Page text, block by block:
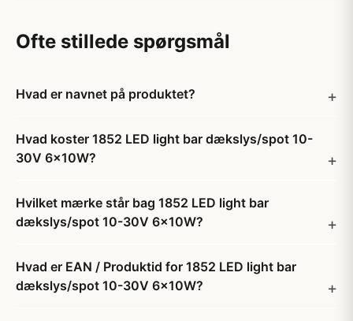
Ofte stillede spørgsmål
Hvad er navnet på produktet?
Hvad koster 1852 LED light bar dækslys/spot 10-
30V 6x10W?
Hvilket mærke står bag 1852 LED light bar
dækslys/spot 10-30V 6x10W?
Hvad er EAN / Produktid for 1852 LED light bar
dækslys/spot 10-30V 6x10W?